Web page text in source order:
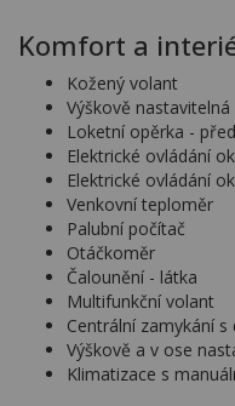
Komfort a
Kožený volant
Výškově nastavitelná
Loketní opěrka -
Elektrické ovládání
Elektrické ovládání
Venkovní teploměr
Palubní počítač
Otáčkoměr
Čalounění - látka
Multifunkční volant
Centrální zamykání
Výškově a v ose
Klimatizace s